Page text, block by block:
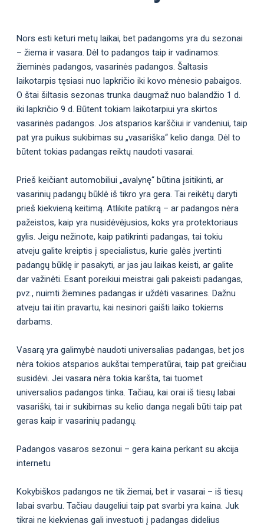
Nors esti keturi metų laikai, bet padangoms yra du sezonai
– žiema ir vasara. Dėl to padangos taip ir vadinamos:
žieminės padangos, vasarinės padangos. Šaltasis
laikotarpis tęsiasi nuo lapkričio iki kovo mėnesio pabaigos.
O štai šiltasis sezonas trunka daugmaž nuo balandžio 1 d.
iki lapkričio 9 d. Būtent tokiam laikotarpiui yra skirtos
vasarinės padangos. Jos atsparios karščiui ir vandeniui, taip
pat yra puikus sukibimas su „vasariška“ kelio danga. Dėl to
būtent tokias padangas reiktų naudoti vasarai.
Prieš keičiant automobiliui „avalynę“ būtina įsitikinti, ar
vasarinių padangų būklė iš tikro yra gera. Tai reikėtų daryti
prieš kiekvieną keitimą. Atlikite patikrą – ar padangos nėra
pažeistos, kaip yra nusidėvėjusios, koks yra protektoriaus
gylis. Jeigu nežinote, kaip patikrinti padangas, tai tokiu
atveju galite kreiptis į specialistus, kurie galės įvertinti
padangų būklę ir pasakyti, ar jas jau laikas keisti, ar galite
dar važinėti. Esant poreikiui meistrai gali pakeisti padangas,
pvz., nuimti žiemines padangas ir uždėti vasarines. Dažnu
atveju tai itin pravartu, kai nesinori gaišti laiko tokiems
darbams.
Vasarą yra galimybė naudoti universalias padangas, bet jos
nėra tokios atsparios aukštai temperatūrai, taip pat greičiau
susidėvi. Jei vasara nėra tokia karšta, tai tuomet
universalios padangos tinka. Tačiau, kai orai iš tiesų labai
vasariški, tai ir sukibimas su kelio danga negali būti taip pat
geras kaip ir vasarinių padangų.
Padangos vasaros sezonui – gera kaina perkant su akcija
internetu
Kokybiškos padangos ne tik žiemai, bet ir vasarai – iš tiesų
labai svarbu. Tačiau daugeliui taip pat svarbi yra kaina. Juk
tikrai ne kiekvienas gali investuoti į padangas didelius